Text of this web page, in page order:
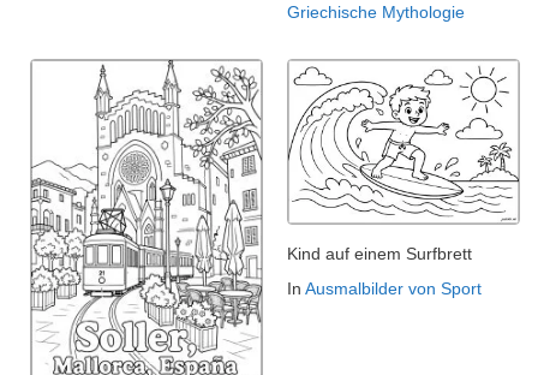
Griechische Mythologie
Kind auf einem Surfbrett
In Ausmalbilder von Sport